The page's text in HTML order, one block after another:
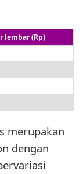
lembar (Rp)
merupakan
dengan